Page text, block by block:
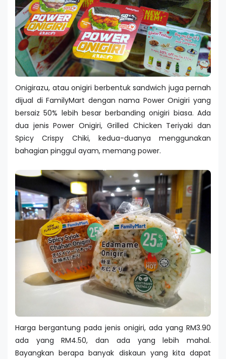
Onigirazu, atau onigiri berbentuk sandwich juga pernah
dijual di FamilyMart dengan nama Power Onigiri yang
bersaiz 50% lebih besar berbanding onigiri biasa. Ada
dua jenis Power Onigiri, Grilled Chicken Teriyaki dan
Spicy Crispy Chiki, kedua-duanya menggunakan
bahagian pinggul ayam, memang power.
Harga bergantung pada jenis onigiri, ada yang RM3.90
ada yang RM4.50, dan ada yang lebih mahal.
Bayangkan berapa banyak diskaun yang kita dapat